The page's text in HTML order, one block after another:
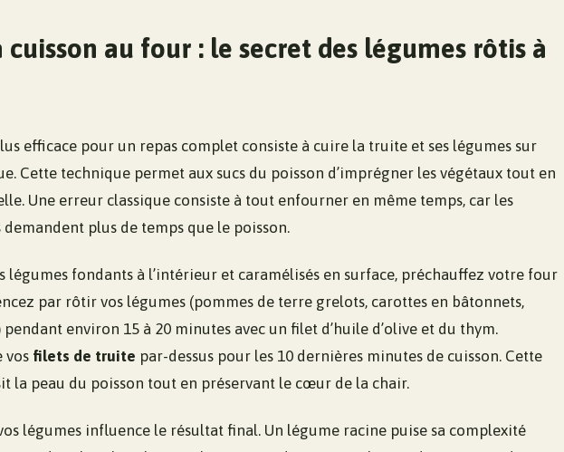
cuisson au four : le secret des légumes rôtis à
efficace pour un repas complet consiste à cuire la truite et ses légumes sur
Cette technique permet aux sucs du poisson d’imprégner les végétaux tout en
Une erreur classique consiste à tout enfourner en même temps, car les
plus de temps que le poisson.
légumes fondants à l’intérieur et caramélisés en surface, préchauffez votre four
par rôtir vos légumes (pommes de terre grelots, carottes en bâtonnets,
environ 15 à 20 minutes avec un filet d’huile d’olive et du thym.
vos filets de truite par-dessus pour les 10 dernières minutes de cuisson. Cette
la peau du poisson tout en préservant le cœur de la chair.
légumes influence le résultat final. Un légume racine puise sa complexité